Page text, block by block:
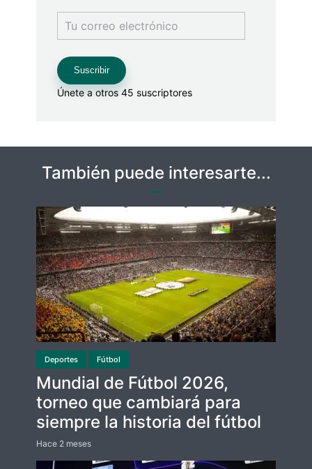
Tu
correo
electrónico
Suscribir
Únete a otros 45 suscriptores
También puede interesarte...
Deportes Fútbol
Mundial de Fútbol 2026,
torneo que cambiará para
siempre la historia del fútbol
Hace 2 meses